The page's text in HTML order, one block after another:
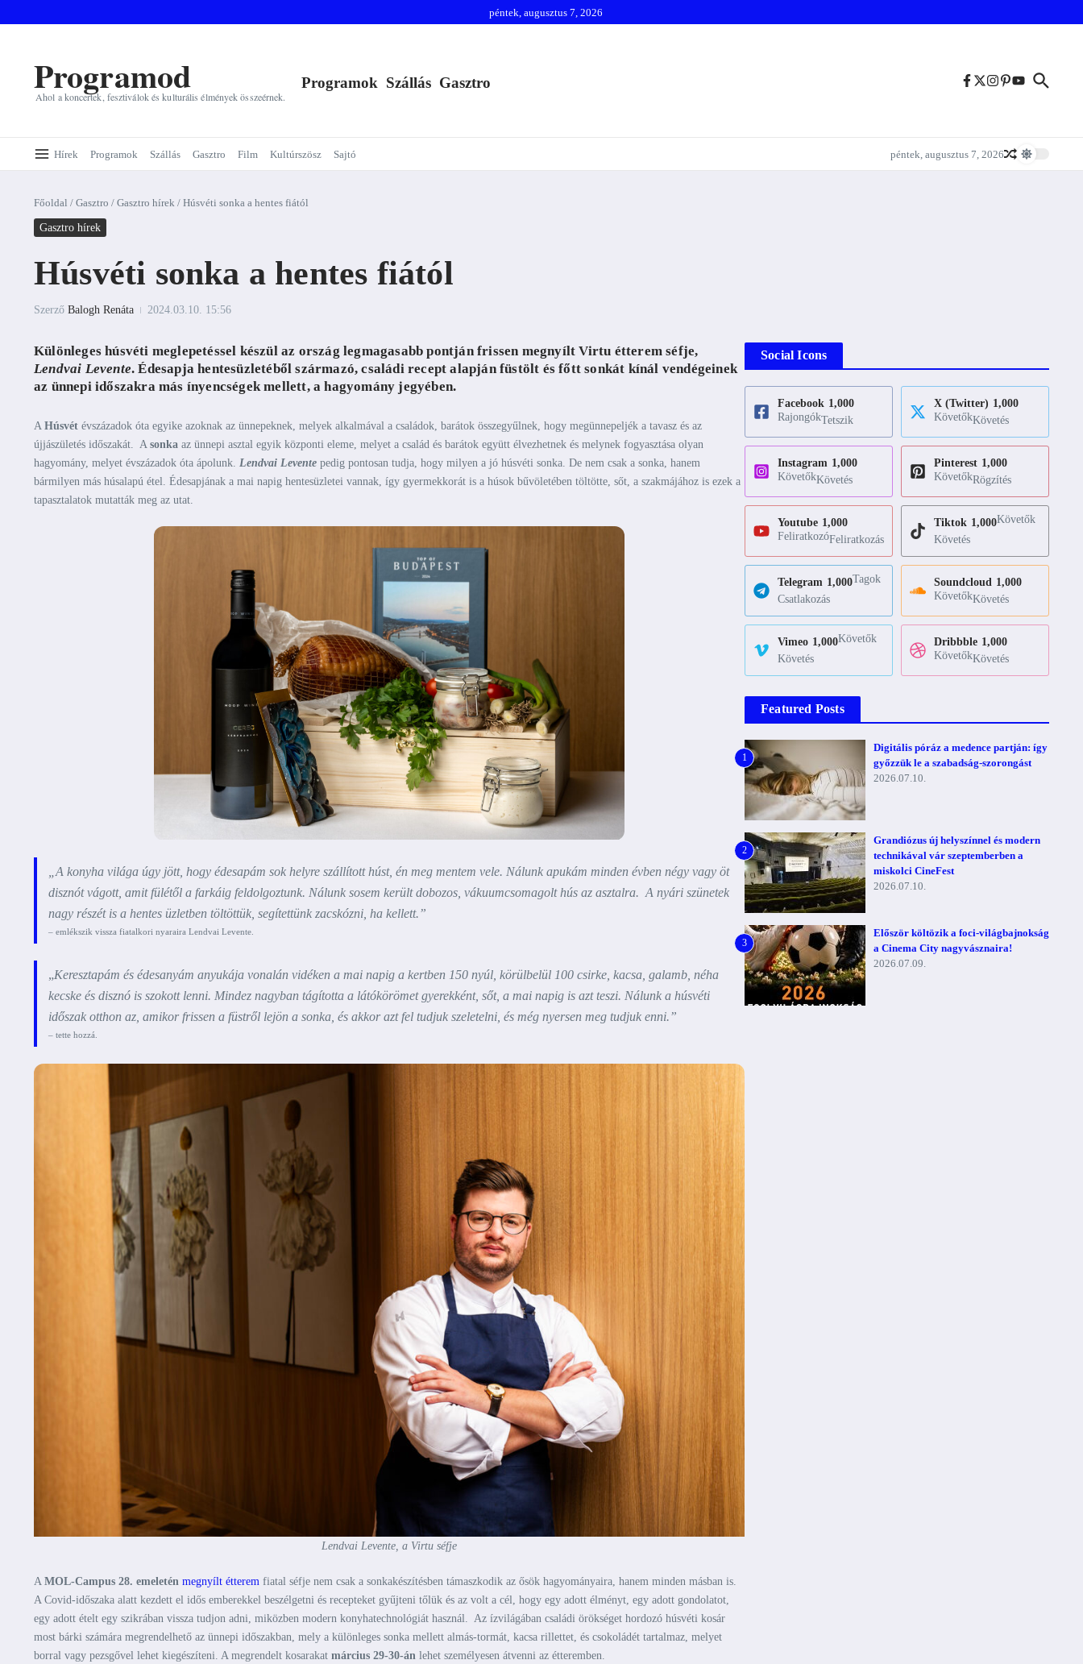
péntek, augusztus 7, 2026
Programod
Ahol a koncertek, fesztiválok és kulturális élmények összeérnek.
Programok Szállás Gasztro
Hírek Programok Szállás Gasztro Film Kultúrszösz Sajtó péntek, augusztus 7, 2026
Főoldal / Gasztro / Gasztro hírek / Húsvéti sonka a hentes fiától
Gasztro hírek
Húsvéti sonka a hentes fiától
Szerző Balogh Renáta 2024.03.10. 15:56
Különleges húsvéti meglepetéssel készül az ország legmagasabb pontján frissen megnyíltVirtu étterem séfje,
Lendvai Levente. Édesapja hentesüzletéből származó, családi recept alapján füstölt és főtt sonkát kínál vendégeinek
az ünnepi időszakra más ínyencségek mellett, a hagyomány jegyében.
A Húsvét évszázadok óta egyike azoknak az ünnepeknek, melyek alkalmával a családok, barátok összegyűlnek, hogy megünnepeljék a tavasz és az
újjászületés időszakát. A sonka az ünnepi asztal egyik központi eleme, melyet a család és barátok együtt élvezhetnek és melynek fogyasztása olyan
hagyomány, melyet évszázadok óta ápolunk. Lendvai Levente pedig pontosan tudja, hogy milyen a jó húsvéti sonka. De nem csak a sonka, hanem
bármilyen más húsalapú étel. Édesapjának a mai napig hentesüzletei vannak, így gyermekkorát is a húsok bűvöletében töltötte, sőt, a szakmájához is ezek a
tapasztalatok mutatták meg az utat.
„A konyha világa úgy jött, hogy édesapám sok helyre szállított húst, én meg mentem vele. Nálunk apukám minden évben négy vagy öt
disznót vágott, amit fülétől a farkáig feldolgoztunk. Nálunk sosem került dobozos, vákuumcsomagolt hús az asztalra. A nyári szünetek
nagy részét is a hentes üzletben töltöttük, segítettünk zacskózni, ha kellett.”
– emlékszik vissza fiatalkori nyaraira Lendvai Levente.
„Keresztapám és édesanyám anyukája vonalán vidéken a mai napig a kertben 150 nyúl, körülbelül 100 csirke, kacsa, galamb, néha
kecske és disznó is szokott lenni. Mindez nagyban tágította a látókörömet gyerekként, sőt, a mai napig is azt teszi. Nálunk a húsvéti
időszak otthon az, amikor frissen a füstről lejön a sonka, és akkor azt fel tudjuk szeletelni, és még nyersen meg tudjuk enni.”
– tette hozzá.
Lendvai Levente, a Virtu séfje
A MOL-Campus 28. emeletén megnyílt étterem fiatal séfje nem csak a sonkakészítésben támaszkodik az ősök hagyományaira, hanem minden másban is.
A Covid-időszaka alatt kezdett el idős emberekkel beszélgetni és recepteket gyűjteni tőlük és az volt a cél, hogy egy adott élményt, egy adott gondolatot,
egy adott ételt egy szikrában vissza tudjon adni, miközben modern konyhatechnológiát használ. Az ízvilágában családi örökséget hordozó húsvéti kosár
most bárki számára megrendelhető az ünnepi időszakban, mely a különleges sonka mellett almás-tormát, kacsa rillettet, és csokoládét tartalmaz, melyet
borral vagy pezsgővel lehet kiegészíteni. A megrendelt kosarakat március 29-30-án lehet személyesen átvenni az étteremben.
Social Icons
Facebook 1,000
RajongókTetszik
X (Twitter) 1,000
KövetőkKövetés
Instagram 1,000
KövetőkKövetés
Pinterest 1,000
KövetőkRögzítés
Youtube 1,000
FeliratkozóFeliratkozás
Tiktok 1,000Követők
Követés
Telegram 1,000Tagok
Csatlakozás
Soundcloud 1,000
KövetőkKövetés
Vimeo 1,000Követők
Követés
Dribbble 1,000
KövetőkKövetés
Featured Posts
1
Digitális póráz a medence partján: így
győzzük le a szabadság-szorongást
2026.07.10.
2
Grandiózus új helyszínnel és modern
technikával vár szeptemberben a
miskolci CineFest
2026.07.10.
3
Először költözik a foci-világbajnokság
a Cinema City nagyvásznaira!
2026.07.09.